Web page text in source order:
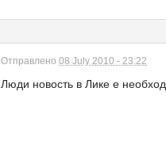
Отправлено 08 July 2010 - 23:22
Люди новость в Лике е